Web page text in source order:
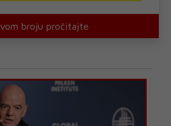
broju pročitajte